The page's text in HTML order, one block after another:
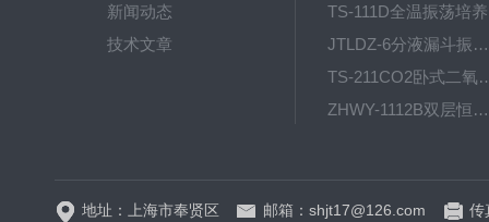
新闻动态
技术文章
JTLDZ-6分液漏斗振荡器
TS-211CO2卧式
ZHWY-1112B双层恒温培养摇床
地址：上海市奉贤区 邮箱：shjt17@126.com 传